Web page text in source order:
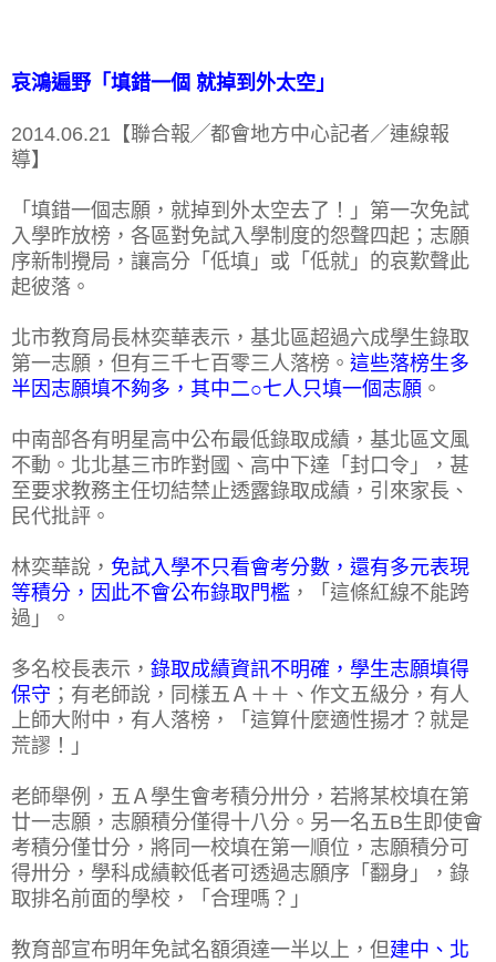
哀鴻遍野「填錯一個 就掉到外太空」
2014.06.21【聯合報╱都會地方中心記者／連線報
導】
「填錯一個志願，就掉到外太空去了！」第一次免試
入學昨放榜，各區對免試入學制度的怨聲四起；志願
序新制攪局，讓高分「低填」或「低就」的哀歎聲此
起彼落。
北市教育局長林奕華表示，基北區超過六成學生錄取
第一志願，但有三千七百零三人落榜。 這些落榜生多
半因志願填不夠多，其中二○七人只填一個志願 。
中南部各有明星高中公布最低錄取成績，基北區文風
不動。北北基三市昨對國、高中下達「封口令」，甚
至要求教務主任切結禁止透露錄取成績，引來家長、
民代批評。
林奕華說， 免試入學不只看會考分數，還有多元表現
等積分，因此不會公布錄取門檻 ，「這條紅線不能跨
過」。
多名校長表示， 錄取成績資訊不明確，學生志願填得
保守 ；有老師說，同樣五Ａ＋＋、作文五級分，有人
上師大附中，有人落榜，「這算什麼適性揚才？就是
荒謬！」
老師舉例，五Ａ學生會考積分卅分，若將某校填在第
廿一志願，志願積分僅得十八分。另一名五B生即使會
考積分僅廿分，將同一校填在第一順位，志願積分可
得卅分，學科成績較低者可透過志願序「翻身」，錄
取排名前面的學校，「合理嗎？」
教育部宣布明年免試名額須達一半以上，但建中、北